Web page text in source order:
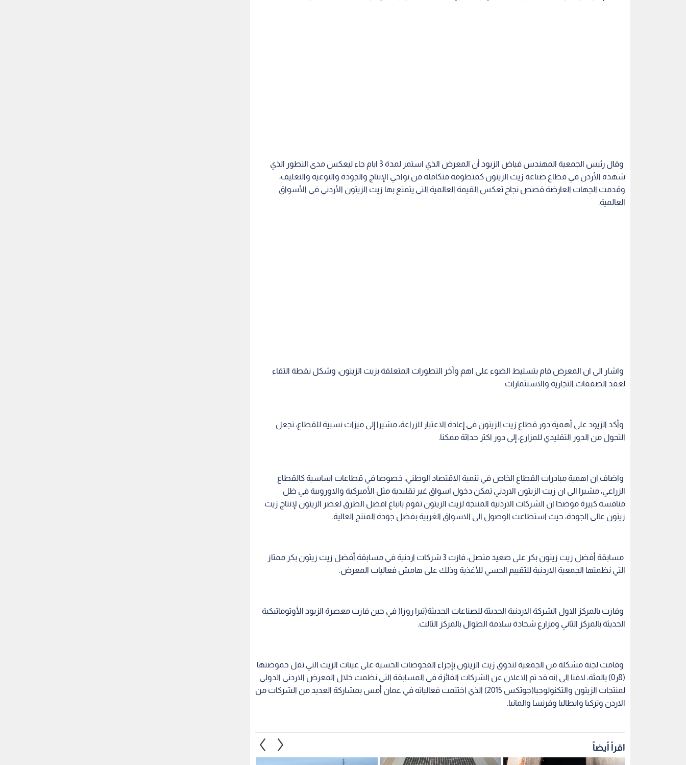
وقال رئيس الجمعية المهندس فياض الزيود أن المعرض الذي استمر لمدة 3 ايام جاء ليعكس مدى التطور الذي
شهده الأردن في قطاع صناعة زيت الزيتون كمنظومة متكاملة من نواحي الإنتاج والجودة والنوعية والتغليف،
وقدمت الجهات العارضة قصص نجاح تعكس القيمة العالمية التي يتمتع بها زيت الزيتون الأردني في الأسواق
العالمية.
واشار الى ان المعرض قام بتسليط الضوء على اهم وآخر التطورات المتعلقة بزيت الزيتون، وشكل نقطة التقاء
لعقد الصفقات التجارية والاستثمارات.
وأكد الزيود على أهمية دور قطاع زيت الزيتون في إعادة الاعتبار للزراعة، مشيرا إلى ميزات نسبية للقطاع، تجعل
التحول من الدور التقليدي للمزارع، إلى دور اكثر حداثة ممكنا.
واضاف ان اهمية مبادرات القطاع الخاص في تنمية الاقتصاد الوطني، خصوصا في قطاعات اساسية كالقطاع
الزراعي، مشيرا الى ان زيت الزيتون الاردني تمكن دخول اسواق غير تقليدية مثل الأميركية والاوروبية في ظل
منافسة كبيرة موضحا ان الشركات الاردنية المنتجة لزيت الزيتون تقوم باتباع افضل الطرق لعصر الزيتون لإنتاج زيت
زيتون عالي الجودة، حيث استطاعت الوصول الى الاسواق الغربية بفضل جودة المنتج العالية.
مسابقة أفضل زيت زيتون بكر على صعيد متصل، فازت 3 شركات اردنية في مسابقة أفضل زيت زيتون بكر ممتاز
التي نظمتها الجمعية الاردنية للتقييم الحسي للأغذية وذلك على هامش فعاليات المعرض.
وفازت بالمركز الاول الشركة الاردنية الحديثة للصناعات الحديثة(تيرا روزا( في حين فازت معصرة الزيود الأوتوماتيكية
الحديثة بالمركز الثاني ومزارع شحادة سلامة الطوال بالمركز الثالث.
وقامت لجنة مشكلة من الجمعية لتذوق زيت الزيتون بإجراء الفحوصات الحسية على عينات الزيت التي تقل حموضتها
(8ر0) بالمئة، لافتا الى انه قد تم الاعلان عن الشركات الفائزة في المسابقة التي نظمت خلال المعرض الاردني الدولي
لمنتجات الزيتون والتكنولوجيا(جوتكس 2015) الذي اختتمت فعالياته في عمان أمس بمشاركة العديد من الشركات من
الاردن وتركيا وايطاليا وفرنسا والمانيا.
اقرأ أيضاً